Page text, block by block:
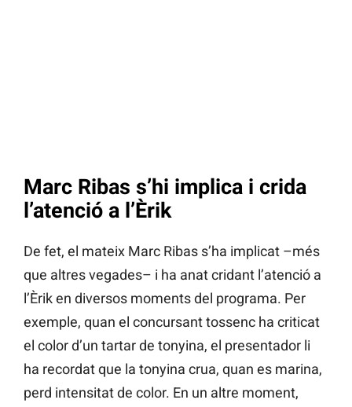
Marc Ribas s’hi implica i crida
l’atenció a l’Èrik
De fet, el mateix Marc Ribas s’ha implicat –més
que altres vegades– i ha anat cridant l’atenció a
l’Èrik en diversos moments del programa. Per
exemple, quan el concursant tossenc ha criticat
el color d’un tartar de tonyina, el presentador li
ha recordat que la tonyina crua, quan es marina,
perd intensitat de color. En un altre moment,